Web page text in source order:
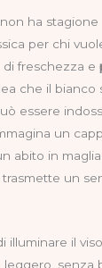
ha stagione
per chi
freschezza e
che il bianco
essere
un
abito in
trasmette un
illuminare il
leggero, senza